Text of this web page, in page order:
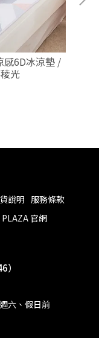
感6D冰涼墊 /
光
說明 服務條款
官網
六、假日前